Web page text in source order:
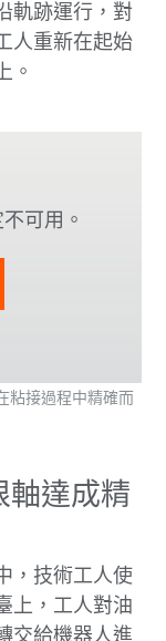
軌跡運行，對
人重新在起始
。
可用。
粘接過程中精確而
軸達成精
，技術工人使
上，工人對油
交給機器人進